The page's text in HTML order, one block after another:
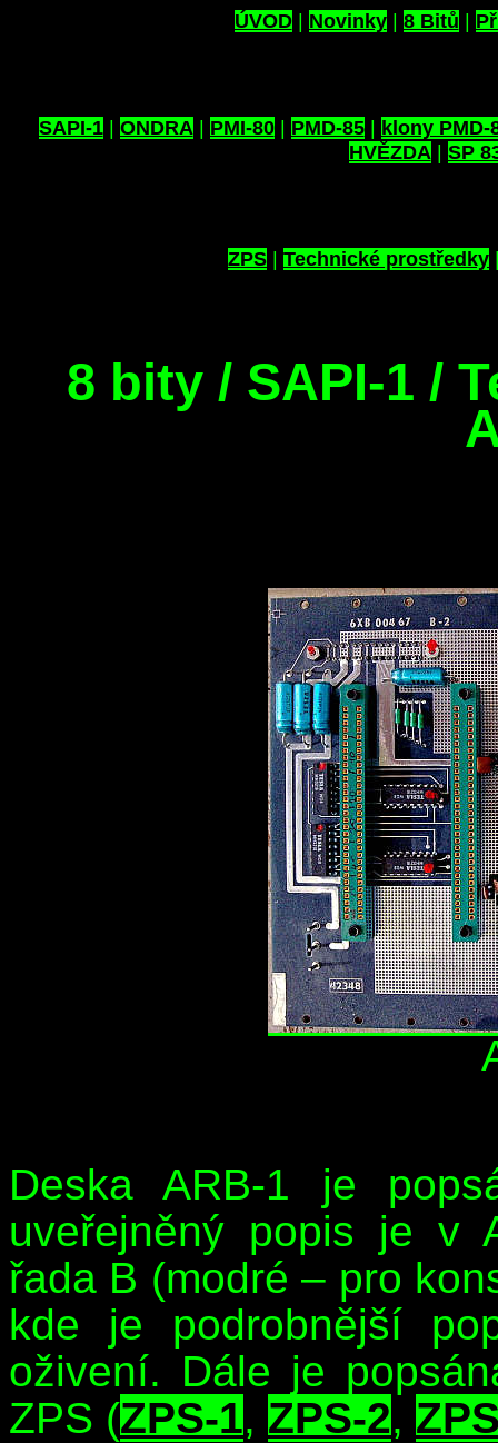
ÚVOD| Novinky| 8 Bitů
SAPI-1| ONDRA| PMI-80| PMD-85|
klony PMD-
HVĚZDA| SP
ZPS Technické prostředky
8 bity / SAPI-1 /
Deska ARB-1 je
uveřejněný popis je v
řada B (modré – pro
kde je podrobnější
oživení. Dále je
ZPS (ZPS-1, ZPS-2,